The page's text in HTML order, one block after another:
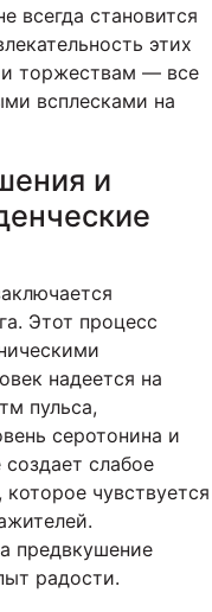
всегда становится
этих
и торжествам — все
всплесками на
и
Этот процесс
надеется на
пульса,
серотонина и
создает слабое
чувствуется
предвкушение
радости.